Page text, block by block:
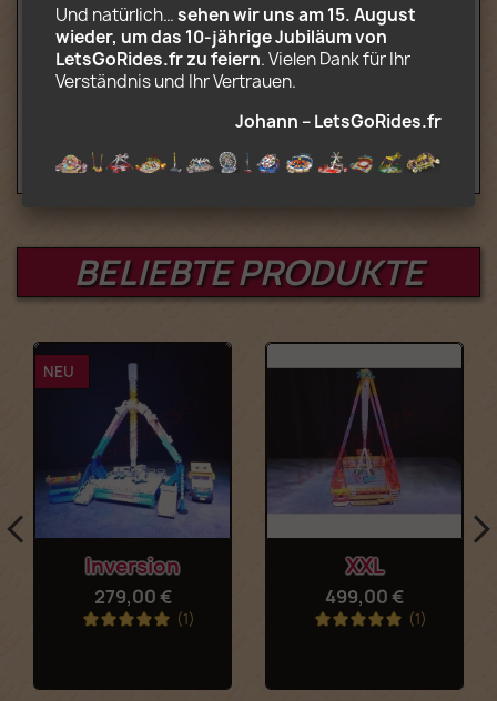
2 Motoren, Fernbedienung und
Batteriekasten Kompatibel mit Lego
Power Functions
BELIEBTE PRODUKTE
Inversion
279,00 €
(1)
NEU
XXL
499,00 €
(1)
Und natürlich… sehen wir uns am 15. August
wieder, um das 10‑jährige Jubiläum von
LetsGoRides.fr zu feiern. Vielen Dank für Ihr
Verständnis und Ihr Vertrauen.
Johann – LetsGoRides.fr